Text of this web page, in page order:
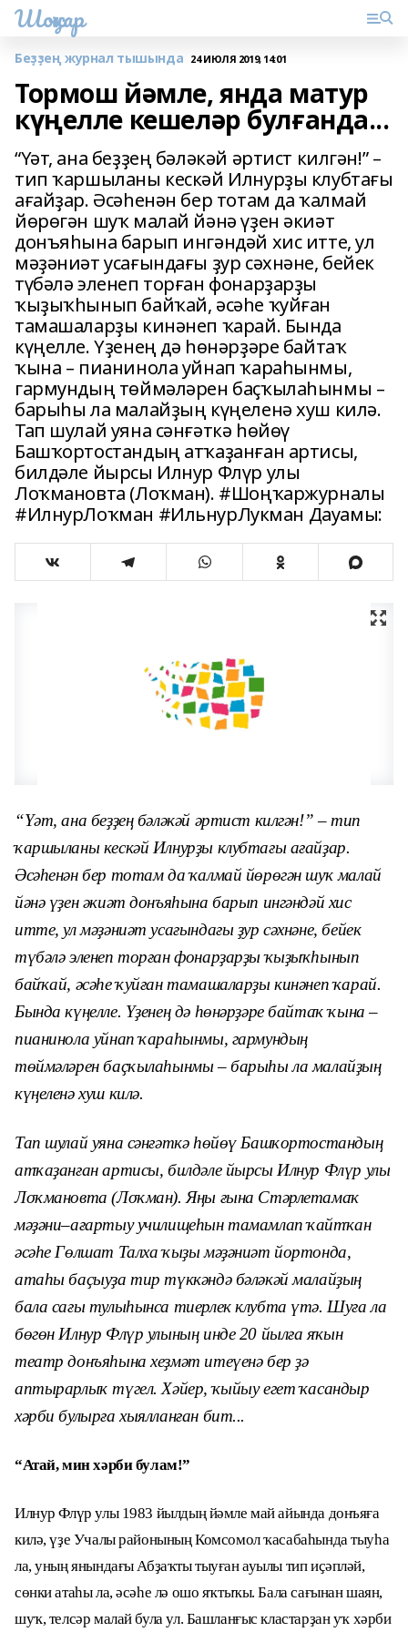
Шоңҡар
Беҙҙең журнал тышында 24 ИЮЛЯ 2019, 14:01
Тормош йәмле, янда матур
күңелле кешеләр булғанда...
“Үәт, ана беҙҙең бәләкәй әртист килгән!” –
тип ҡаршыланы кескәй Илнурҙы клубтағы
ағайҙар. Әсәһенән бер тотам да ҡалмай
йөрөгән шуҡ малай йәнә үҙен әкиәт
донъяһына барып ингәндәй хис итте, ул
мәҙәниәт усағындағы ҙур сәхнәне, бейек
түбәлә эленеп торған фонарҙарҙы
ҡыҙыҡһынып байҡай, әсәһе ҡуйған
тамашаларҙы кинәнеп ҡарай. Бында
күңелле. Үҙенең дә һөнәрҙәре байтаҡ
ҡына – пианинола уйнап ҡараһынмы,
гармундың төймәләрен баҫҡылаһынмы –
барыһы ла малайҙың күңеленә хуш килә.
Тап шулай уяна сәнғәткә һөйөү
Башҡортостандың атҡаҙанған артисы,
билдәле йырсы Илнур Флүр улы
Лоҡмановта (Лоҡман). #Шоңҡаржурналы
#ИлнурЛоҡман #ИльнурЛукман Дауамы:
“Үәт, ана беҙҙең бәләкәй әртист килгән!” – тип
ҡаршыланы кескәй Илнурҙы клубтағы ағайҙар.
Әсәһенән бер тотам да ҡалмай йөрөгән шуҡ малай
йәнә үҙен әкиәт донъяһына барып ингәндәй хис
итте, ул мәҙәниәт усағындағы ҙур сәхнәне, бейек
түбәлә эленеп торған фонарҙарҙы ҡыҙыҡһынып
байҡай, әсәһе ҡуйған тамашаларҙы кинәнеп ҡарай.
Бында күңелле. Үҙенең дә һөнәрҙәре байтаҡ ҡына –
пианинола уйнап ҡараһынмы, гармундың
төймәләрен баҫҡылаһынмы – барыһы ла малайҙың
күңеленә хуш килә.
Тап шулай уяна сәнғәткә һөйөү Башҡортостандың
атҡаҙанған артисы, билдәле йырсы Илнур Флүр улы
Лоҡмановта (Лоҡман). Яңы ғына Стәрлетамаҡ
мәҙәни–ағартыу училищеһын тамамлап ҡайтҡан
әсәһе Гөлшат Талха ҡыҙы мәҙәниәт йортонда,
атаһы баҫыуҙа тир түккәндә бәләкәй малайҙың
бала сағы тулыһынса тиерлек клубта үтә. Шуға ла
бөгөн Илнур Флүр улының инде 20 йылға яҡын
театр донъяһына хеҙмәт итеүенә бер ҙә
аптырарлыҡ түгел. Хәйер, ҡыйыу егет ҡасандыр
хәрби булырға хыялланған бит...
“Атай, мин хәрби булам!”
Илнур Флүр улы 1983 йылдың йәмле май айында донъяға
килә, үҙе Учалы районының Комсомол ҡасабаһында тыуһа
ла, уның янындағы Абҙаҡты тыуған ауылы тип иҫәпләй,
сөнки атаһы ла, әсәһе лә ошо яҡтыҡы. Бала сағынан шаян,
шуҡ, телсәр малай була ул. Башланғыс кластарҙан уҡ хәрби